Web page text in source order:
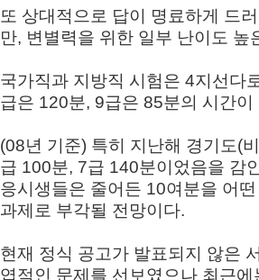
또 상대적으로 답이 명료하게 드
만, 변별력을 위한 일부 난이도 높
국가직과 지방직 시험은 4지선다
급은 120분, 9급은 85분의 시간이
(08년 기준) 특히 지난해 경기도(
급 100분, 7급 140분이었음을 감
응시생들은 줄어든 10여분을 어
과제로 부각될 전망이다.
현재 정식 공고가 발표되지 않은
엽적인 문제를 선보였으나 최근